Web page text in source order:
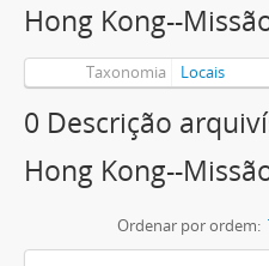
Hong Kong--
Taxonomia Locais
0 Descrição
Hong Kong--
Ordenar por ordem: